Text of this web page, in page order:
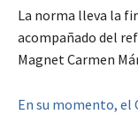
La norma lleva la
acompañado del
Magnet Carmen
En su momento, el